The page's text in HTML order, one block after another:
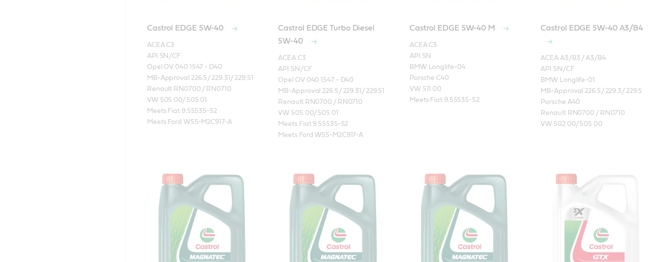
Castrol EDGE 5W-40
ACEA C3
API SN/CF
Opel OV 040 1547 - D40
MB-Approval 226.5/ 229.31/ 229.51
Renault RN0700 / RN0710
VW 505 00/ 505 01
Meets Fiat 9.55535-S2
Meets Ford WSS-M2C917-A
Castrol EDGE Turbo Diesel
5W-40
ACEA C3
API SN/CF
Opel OV 040 1547 - D40
MB-Approval 226.5/ 229.31/ 229.51
Renault RN0700 / RN0710
VW 505 00/ 505 01
Meets Fiat 9.55535-S2
Meets Ford WSS-M2C917-A
Castrol EDGE 5W-40 M
ACEA C3
API SN
BMW Longlife-04
Porsche C40
VW 511 00
Meets Fiat 9.55535-S2
Castrol EDGE 5W-40 A3/B4
ACEA A3/B3 / A3/B4
API SN/CF
BMW Longlife-01
MB-Approval 226.5/ 229.3/ 229.5
Porsche A40
Renault RN0700 / RN0710
VW 502 00/ 505 00